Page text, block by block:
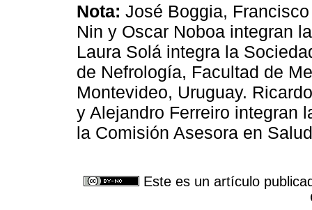
Nota: José Boggia,
Nin y Oscar Noboa integran
Laura Solá integra la
de Nefrología, Facultad de
Montevideo, Uruguay.
y Alejandro Ferreiro integran
la Comisión Asesora en
Este es un artículo